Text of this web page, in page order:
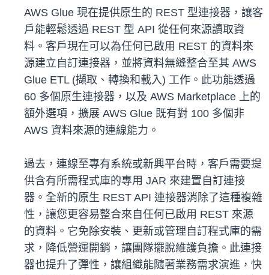
AWS Glue 現在提供原生的 REST 型連接器，讓客
戶能輕鬆透過 REST 型 API 從任何來源讀取資
料。客戶現在可以為任何已啟用 REST 的資料來
源建立自訂連接器，並將資料無縫整合至其 AWS
Glue ETL (擷取、轉換和載入) 工作。此功能透過
60 多個原生連接器，以及 AWS Marketplace 上的
額外選項，擴展 AWS Glue 既有對 100 多個非
AWS 資料來源的連線能力。
過去，連線至專有系統或新興平台時，客戶需要提
供含有所需程式庫的專用 JAR 來建置自訂連接
器。全新的原生 REST API 連接器消除了這種複雜
性，讓您更容易整合來自任何已啟用 REST 來源
的資料。它免除安裝、更新或管理自訂程式庫的需
求，降低營運開銷，讓團隊擺脫維護負擔。此連接
器也提升了彈性，讓組織能隨著業務需求演進，快